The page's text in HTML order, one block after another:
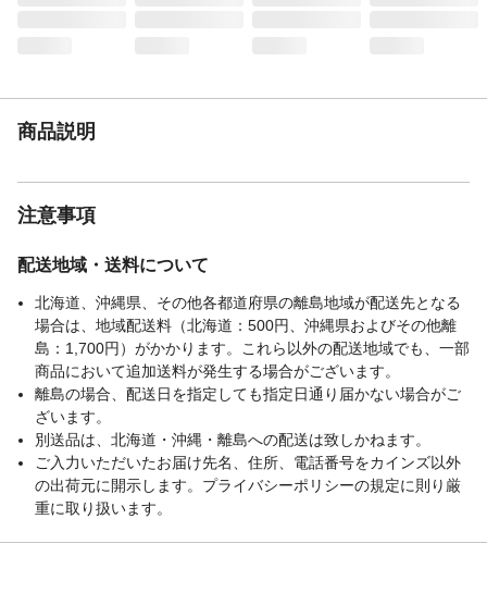
材質4
商品説明
注意事項
配送地域・送料について
北海道、沖縄県、その他各都道府県の離島地域が配送先となる
場合は、地域配送料（北海道：500円、沖縄県およびその他離
島：1,700円）がかかります。これら以外の配送地域でも、一部
商品において追加送料が発生する場合がございます。
離島の場合、配送日を指定しても指定日通り届かない場合がご
ざいます。
別送品は、北海道・沖縄・離島への配送は致しかねます。
ご入力いただいたお届け先名、住所、電話番号をカインズ以外
の出荷元に開示します。プライバシーポリシーの規定に則り厳
重に取り扱います。